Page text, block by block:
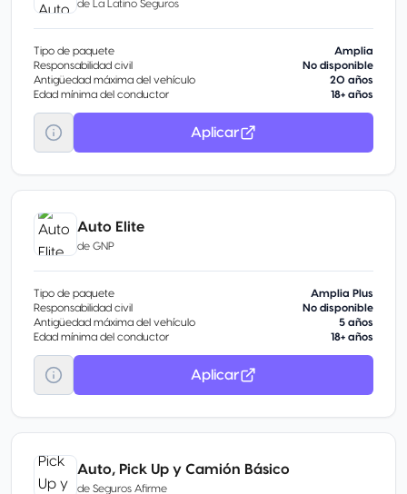
de La Latino Seguros
Tipo de paquete
Amplia
Responsabilidad civil
No disponible
Antigüedad máxima del vehículo
20 años
Edad mínima del conductor
18+ años
Aplicar
Auto Elite
de GNP
Tipo de paquete
Amplia Plus
Responsabilidad civil
No disponible
Antigüedad máxima del vehículo
5 años
Edad mínima del conductor
18+ años
Aplicar
Auto, Pick Up y Camión Básico
de Seguros Afirme